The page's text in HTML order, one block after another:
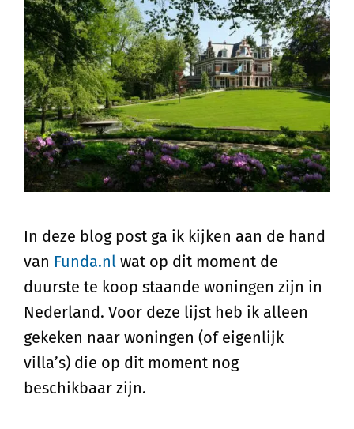
In deze blog post ga ik kijken aan de hand
van Funda.nl wat op dit moment de
duurste te koop staande woningen zijn in
Nederland. Voor deze lijst heb ik alleen
gekeken naar woningen (of eigenlijk
villa’s) die op dit moment nog
beschikbaar zijn.